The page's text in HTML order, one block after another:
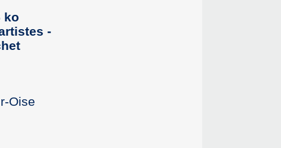
-
Oise